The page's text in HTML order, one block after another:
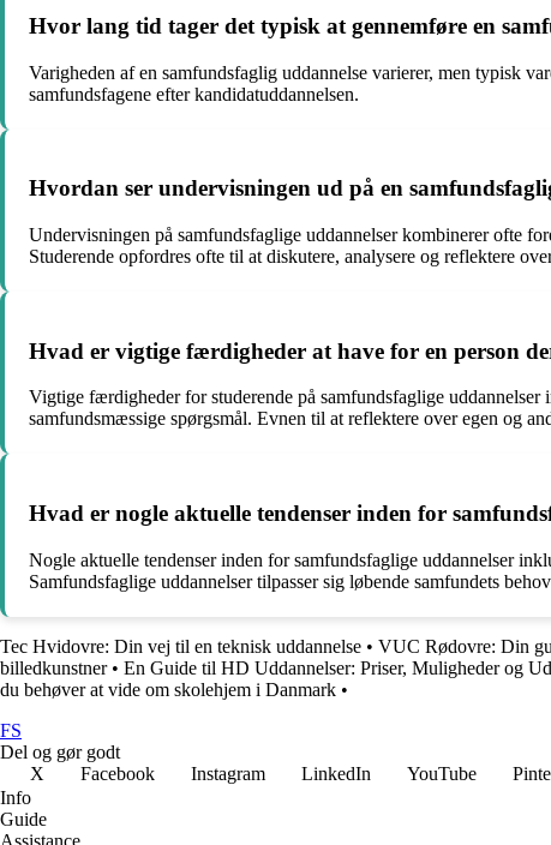
Hvor lang tid tager det typisk at gennemføre en
Varigheden af en samfundsfaglig uddannelse varierer, men typisk
samfundsfagene efter kandidatuddannelsen.
Hvordan ser undervisningen ud på en
Undervisningen på samfundsfaglige uddannelser kombinerer ofte
Studerende opfordres ofte til at diskutere, analysere og reflektere
Hvad er vigtige færdigheder at have for en person
Vigtige færdigheder for studerende på samfundsfaglige
samfundsmæssige spørgsmål. Evnen til at reflektere over egen og
Hvad er nogle aktuelle tendenser inden for
Nogle aktuelle tendenser inden for samfundsfaglige uddannelser
Samfundsfaglige uddannelser tilpasser sig løbende samfundets
Tec Hvidovre: Din vej til en teknisk uddannelse • VUC Rødovre: Din
billedkunstner• En Guide til HD Uddannelser: Priser, Muligheder og
du behøver at vide om skolehjem i Danmark •
FS
Del og gør godt
X
Facebook Instagram LinkedIn YouTube
Info
Guide
Assistance